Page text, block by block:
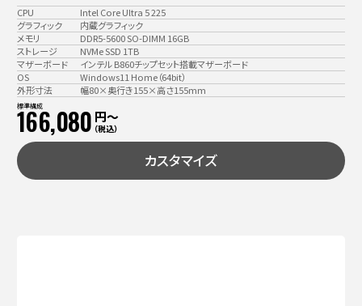
CPU
Intel Core Ultra 5 225
グラフィック
内蔵グラフィック
メモリ
DDR5-5600 SO-DIMM 16GB
ストレージ
NVMe SSD 1TB
マザーボード
インテル B860チップセット搭載マザーボード
OS
Windows11 Home（64bit）
外形寸法
幅80×奥行き155×高さ155mm
標準構成
166,080 円〜
（税込）
カスタマイズ